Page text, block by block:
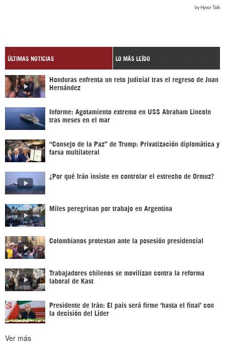
ÚLTIMAS NOTICIAS LO MÁS LEÍDO
Honduras enfrenta un reto judicial tras el regreso de Juan
Hernández
Informe: Agotamiento extremo en USS Abraham Lincoln
tras meses en el mar
“Consejo de la Paz” de Trump: Privatización diplomática y
farsa multilateral
¿Por qué Irán insiste en controlar el estrecho de Ormuz?
Miles peregrinan por trabajo en Argentina
Colombianos protestan ante la posesión presidencial
Trabajadores chilenos se movilizan contra la reforma
laboral de Kast
Presidente de Irán: El país será firme ‘hasta el final’ con
la decisión del Líder
Ver más